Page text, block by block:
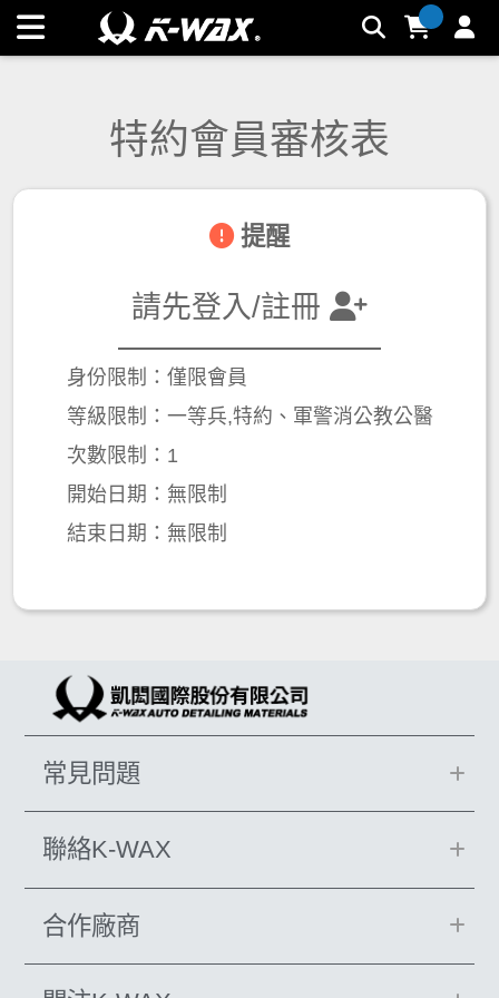
特約會員審核表 | K-WAX台灣汽車美容材料
特約會員審核表
提醒
請先登入/註冊
身份限制：僅限會員
等級限制：一等兵,特約、軍警消公教公醫
次數限制：1
開始日期：無限制
結束日期：無限制
常見問題
聯絡K-WAX
合作廠商